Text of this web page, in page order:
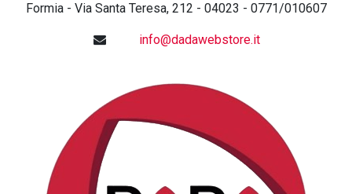
Formia - Via Santa Teresa, 212 - 04023 - 0771/010607
info@dadawebstore.it